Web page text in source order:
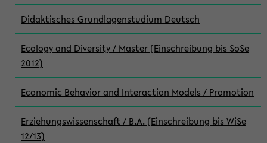
Didaktisches Grundlagenstudium Deutsch
Ecology and Diversity / Master (Einschreibung bis SoSe
2012)
Economic Behavior and Interaction Models / Promotion
Erziehungswissenschaft / B.A. (Einschreibung bis WiSe
12/13)